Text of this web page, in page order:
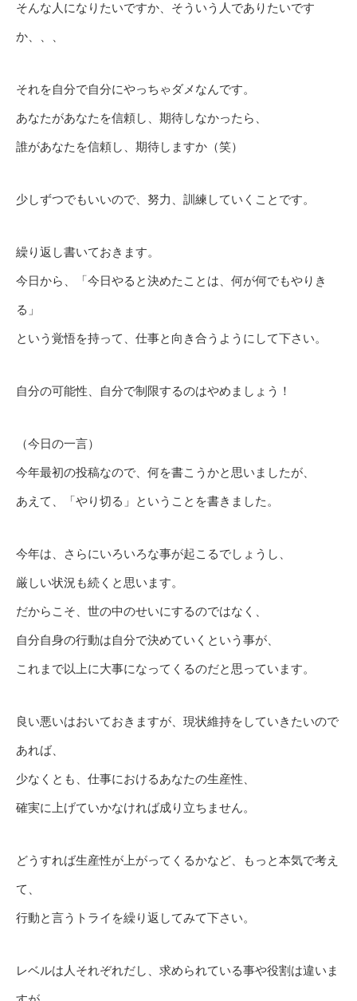
そんな人になりたいですか、そういう人でありたいです
か、、、
それを自分で自分にやっちゃダメなんです。
あなたがあなたを信頼し、期待しなかったら、
誰があなたを信頼し、期待しますか（笑）
少しずつでもいいので、努力、訓練していくことです。
繰り返し書いておきます。
今日から、「今日やると決めたことは、何が何でもやりき
る」
という覚悟を持って、仕事と向き合うようにして下さい。
自分の可能性、自分で制限するのはやめましょう！
（今日の一言）
今年最初の投稿なので、何を書こうかと思いましたが、
あえて、「やり切る」ということを書きました。
今年は、さらにいろいろな事が起こるでしょうし、
厳しい状況も続くと思います。
だからこそ、世の中のせいにするのではなく、
自分自身の行動は自分で決めていくという事が、
これまで以上に大事になってくるのだと思っています。
良い悪いはおいておきますが、現状維持をしていきたいので
あれば、
少なくとも、仕事におけるあなたの生産性、
確実に上げていかなければ成り立ちません。
どうすれば生産性が上がってくるかなど、もっと本気で考え
て、
行動と言うトライを繰り返してみて下さい。
レベルは人それぞれだし、求められている事や役割は違いま